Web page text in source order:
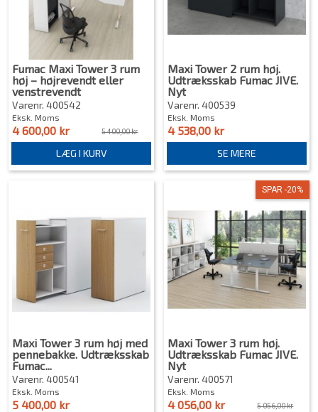
Fumac Maxi Tower 3 rum
høj – højrevendt eller
venstrevendt
Varenr. 400542
Eksk. Moms
4 600,00 kr 5 400,00 kr
LÆG I KURV
Maxi Tower 2 rum høj.
Udtræksskab Fumac JIVE.
Nyt
Varenr. 400539
Eksk. Moms
4 538,00 kr
SE MERE
Maxi Tower 3 rum høj med
pennebakke. Udtræksskab
Fumac...
Varenr. 400541
Eksk. Moms
5 400,00 kr
SPAR -20%
Maxi Tower 3 rum høj.
Udtræksskab Fumac JIVE.
Nyt
Varenr. 400571
Eksk. Moms
4 056,00 kr 5 056,00 kr